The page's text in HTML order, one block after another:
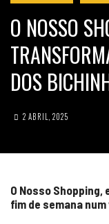
O NOSSO
DOS
2 ABRIL, 2025
O Nosso
fim de semana